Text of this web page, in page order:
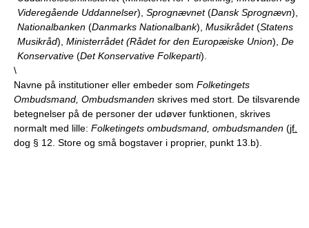
Videregående Uddannelser), Sprognævnet(Dansk Sprognævn),
Nationalbanken (Danmarks Nationalbank), Musikrådet(Statens
Musikråd), Ministerrådet (Rådet for den Europæiske Union), De
Konservative (Det Konservative Folkeparti).
\
Navne på institutioner eller embeder som Folketingets
Ombudsmand, Ombudsmanden skrives med stort. De tilsvarende
betegnelser på de personer der udøver funktionen, skrives
normalt med lille: Folketingets ombudsmand, ombudsmanden (jf.
dog § 12. Store og små bogstaver i proprier, punkt 13.b).